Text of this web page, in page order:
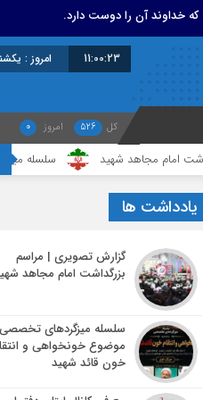
خداوند آن را دوست دارد.
11:00:23 امروز : یکشنبه, ۱۸
کل 526 امروز 0
شهید سلسله میزگردهای
یادداشت ها
گزارش تصویری | مراسم
بزرگداشت امام مجاهد
سلسله میزگردهای تخصصی
موضوع خونخواهی و
خون قائد شهید